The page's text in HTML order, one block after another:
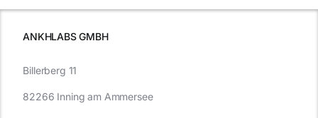
müssen
ANKHLABS GMBH
Billerberg 11
82266 Inning am Ammersee